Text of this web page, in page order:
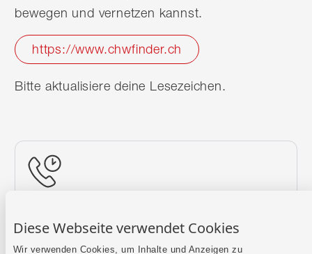
Diese Webseite verwendet Cookies
Wir verwenden Cookies, um Inhalte und Anzeigen zu
bewegen und vernetzen kannst.
https://www.chwfinder.ch
Bitte aktualisiere deine Lesezeichen.